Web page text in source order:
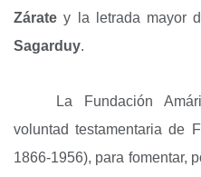
Zárate y la letrada mayor
Sagarduy.
La Fundación
voluntad testamentaria de
1866-1956), para fomentar,